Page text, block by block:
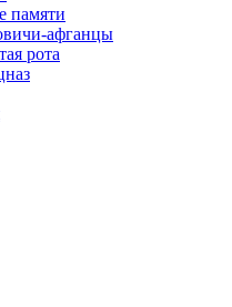
памяти
афганцы
рота